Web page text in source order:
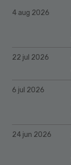
4 aug 2026
22 jul 2026
6 jul 2026
24 jun 2026